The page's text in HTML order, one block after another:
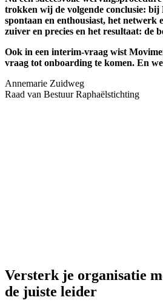
Versterk je organisatie
de juiste leider